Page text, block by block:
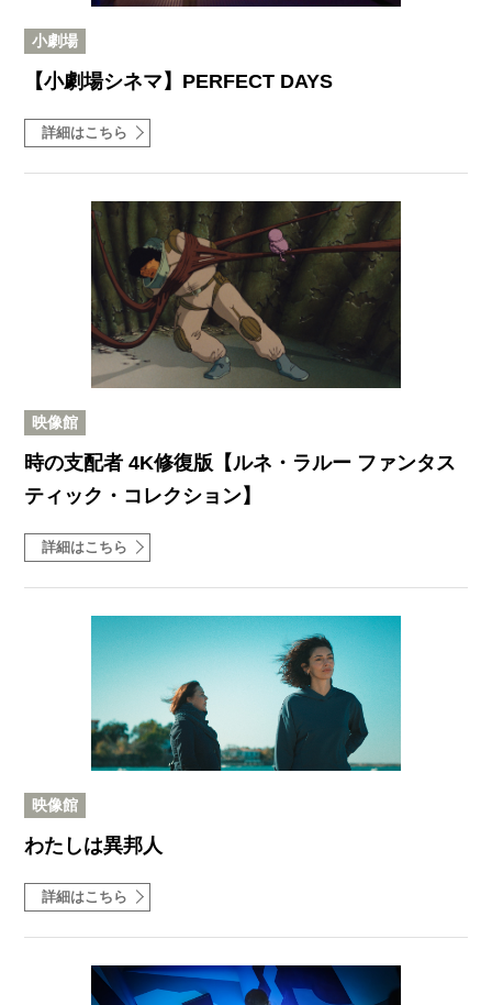
小劇場
【小劇場シネマ】PERFECT DAYS
詳細はこちら
映像館
時の支配者 4K修復版【ルネ・ラルー ファンタス
ティック・コレクション】
詳細はこちら
映像館
わたしは異邦人
詳細はこちら